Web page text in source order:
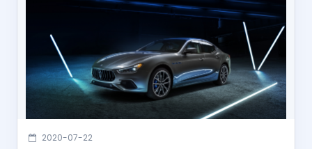
2020-07-22